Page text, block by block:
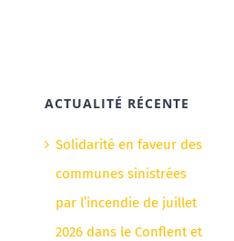
ACTUALITÉ RÉCENTE
Solidarité en faveur des
communes sinistrées
par l’incendie de juillet
2026 dans le Conflent et